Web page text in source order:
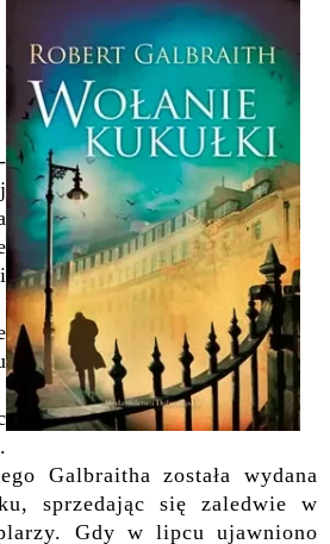
Galbraitha została wydana
sprzedając się zaledwie w
Gdy w lipcu ujawniono